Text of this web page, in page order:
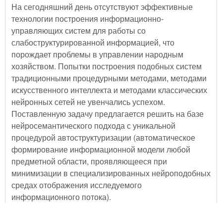
На сегодняшний день отсутствуют эффективные
технологии построения информационно-
управляющих систем для работы со
слабоструктурированной информацией, что
порождает проблемы в управлении народным
хозяйством. Попытки построения подобных систем
традиционными процедурными методами, методами
искусственного интеллекта и методами классических
нейронных сетей не увенчались успехом.
Поставленную задачу предлагается решить на базе
нейросемантического подхода с уникальной
процедурой автоструктуризации (автоматическое
формирование информационной модели любой
предметной области, проявляющееся при
минимизации в специализированных нейроподобных
средах отображения исследуемого
информационного потока).